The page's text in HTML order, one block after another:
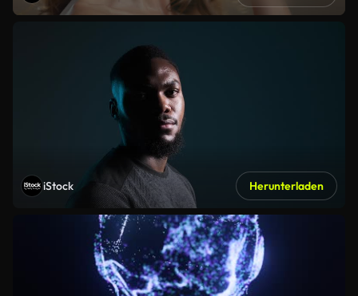
iStock Herunterladen